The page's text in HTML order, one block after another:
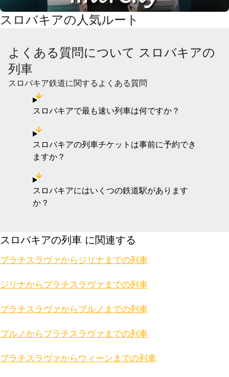
スロバキアの人気ルート
よくある質問について スロバキアの
列車
スロバキア鉄道に関するよくある質問
スロバキアで最も速い列車は何ですか？
スロバキアの列車チケットは事前に予約でき
ますか？
スロバキアにはいくつの鉄道駅があります
か？
スロバキアの列車 に関連する
ブラチスラヴァからジリナまでの列車
ジリナからブラチスラヴァまでの列車
ブラチスラヴァからブルノまでの列車
ブルノからブラチスラヴァまでの列車
ブラチスラヴァからウィーンまでの列車